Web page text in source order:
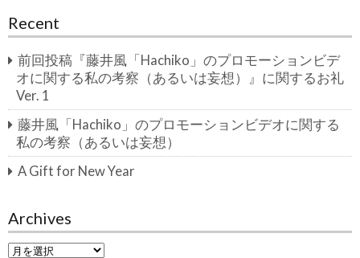
Recent
前回投稿『藤井風「Hachiko」のプロモーションビデ
オに関する私の考察（あるいは妄想）』に関するお礼
Ver. 1
藤井風「Hachiko」のプロモーションビデオに関する
私の考察（あるいは妄想）
A Gift for New Year
Archives
A